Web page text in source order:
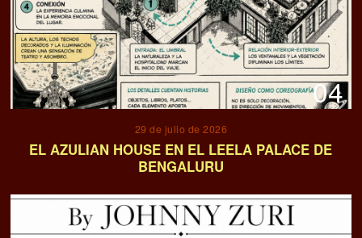
04
29 de julio de 2026
EL AZULIAN HOUSE EN EL LEELA PALACE DE
BENGALURU